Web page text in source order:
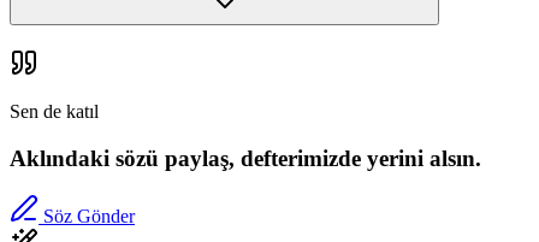
Sen de katıl
Aklındaki sözü paylaş, defterimizde yerini alsın.
Söz Gönder